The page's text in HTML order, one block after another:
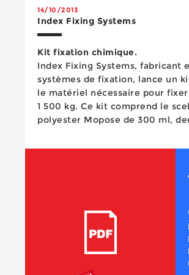
14/10/2013
Index Fixing Systems
Kit fixation chimique.
Index Fixing Systems, fabricant
systèmes de fixation, lance un
le matériel nécessaire pour fixer
1 500 kg. Ce kit comprend le scellement chimique
polyester Mopose de 300 ml,
ES. Grâce à sa polyvalence, ce
Un couple qui dure dans le temps Résistance,